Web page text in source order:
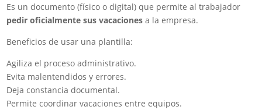
Es un documento (físico o digital) que permite al trabajador
pedir oficialmente sus vacaciones a la empresa.
Beneficios de usar una plantilla:
Agiliza el proceso administrativo.
Evita malentendidos y errores.
Deja constancia documental.
Permite coordinar vacaciones entre equipos.